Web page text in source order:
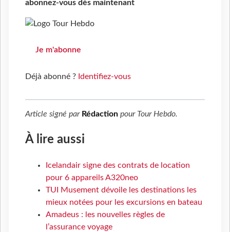
abonnez-vous dès maintenant
Je m'abonne
Déjà abonné ? Identifiez-vous
Article signé par Rédaction pour Tour Hebdo.
À lire aussi
Icelandair signe des contrats de location
pour 6 appareils A320neo
TUI Musement dévoile les destinations les
mieux notées pour les excursions en bateau
Amadeus : les nouvelles règles de
l’assurance voyage